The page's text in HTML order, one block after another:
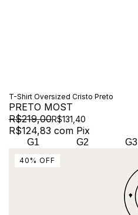
T-Shirt Oversized Cristo Preto
PRETO MOST
R$219,00R$131,40
R$124,83 com Pix
G1 G2 G3
40 % OFF